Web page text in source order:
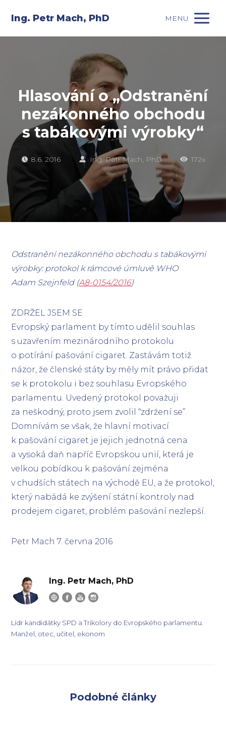
Ing. Petr Mach, PhD MENU
Hlasování o „Odstranění
nezákonného obchodu
s tabákovými výrobky“
8.6. 2016 Ing. Petr Mach, PhD 172x
Odstranění nezákonného obchodu s tabákovými
výrobky: protokol k rámcové úmluvě WHO
Adam Szejnfeld (A8-0154/2016)
ZDRŽEL JSEM SE
Evropský parlament by tímto udělil souhlas
s uzavřením mezinárodního protokolu
o potírání pašování cigaret. Zastávám totiž
názor, že členské státy by měly mít právo přidat
se k protokolu i bez souhlasu Evropského
parlamentu. Uvedený protokol považuji
za neškodný, proto jsem zvolil “zdržení se”.
Domnívám se však, že hlavní motivací
k pašování cigaret je jejich jednotná cena
a vysoká daň napříč Evropskou unií, která je
velkou pobídkou k pašování zejména
v chudších státech na východě EU, a že protokol,
který nabádá ke zvýšení státní kontroly nad
prodejem cigaret, problém pašování nezlepší.
Petr Mach 7. června 2016
Ing. Petr Mach, PhD
Lídr kandidátky SPD a Trikolory do Evropského parlamentu.
Manžel, otec, učitel, ekonom
Podobné články